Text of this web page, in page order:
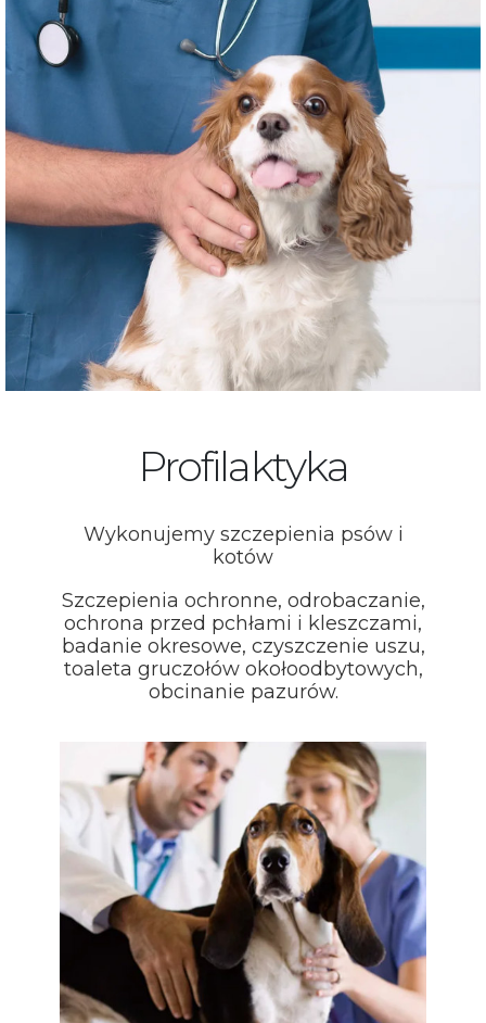
Profilaktyka
Wykonujemy szczepienia psów i
kotów
Szczepienia ochronne, odrobaczanie,
ochrona przed pchłami i kleszczami,
badanie okresowe, czyszczenie uszu,
toaleta gruczołów okołoodbytowych,
obcinanie pazurów.